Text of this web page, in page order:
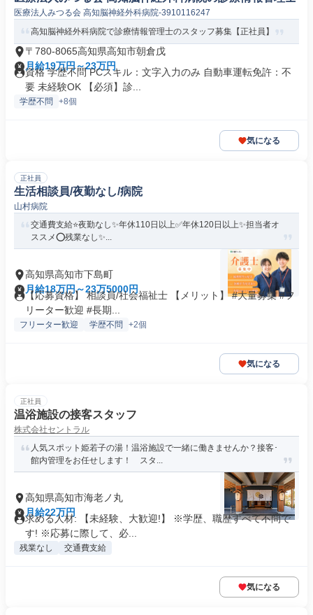
医療法人みつる会 高知脳神経外科病院-3910116247
高知脳神経外科病院で診療情報管理士のスタッフ募集【正社員】
〒780-8065高知県高知市朝倉戊
月給19万円～23万円
資格 学歴不問 PCスキル：文字入力のみ 自動車運転免許：不
要 未経験OK 【必須】診...
学歴不問 +8個
気になる
正社員
生活相談員/夜勤なし/病院
山村病院
交通費支給⭐️夜勤なし✨年休110日以上✅️年休120日以上✨担当者オ
ススメ⭕️残業なし✨...
高知県高知市下島町
月給18万円～23万5000円
【応募資格】 相談員/社会福祉士 【メリット】 #大量募集 #フ
リーター歓迎 #長期...
フリーター歓迎 学歴不問 +2個
気になる
正社員
温浴施設の接客スタッフ
株式会社セントラル
人気スポット姫若子の湯！温浴施設で一緒に働きませんか？接客･
館内管理をお任せします！ スタ...
高知県高知市海老ノ丸
月給22万円
求める人材: 【未経験、大歓迎!】 ※学歴、職歴すべて不問で
す! ※応募に際して、必...
残業なし 交通費支給
気になる